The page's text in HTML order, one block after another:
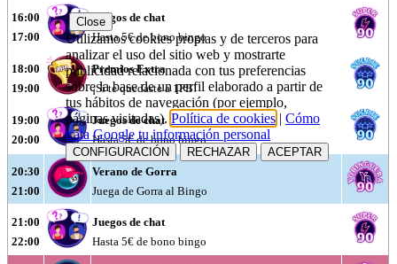
16:00
17:00
Juegos de chat
Hasta 5€ de bono bingo
18:00
19:00
Premios Extra
¡Si te quedaste a 1PB!
19:00
20:00
Juegos de chat
Hasta 5€ de bono bingo
20:30
21:00
Verano de Gorra
Juega de Gorra al Bingo
21:00
22:00
Juegos de chat
Hasta 5€ de bono bingo
Close
Utilizamos cookies propias y de terceros para
analizar el uso del sitio web y mostrarte
publicidad relacionada con tus preferencias
sobre la base de un perfil elaborado a partir de
tus hábitos de navegación (por ejemplo,
páginas visitadas). Política de cookies | Cómo
trata Google tu información personal
CONFIGURACIÓN RECHAZAR ACEPTAR